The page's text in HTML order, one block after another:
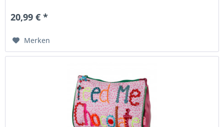
20,99 € *
Merken